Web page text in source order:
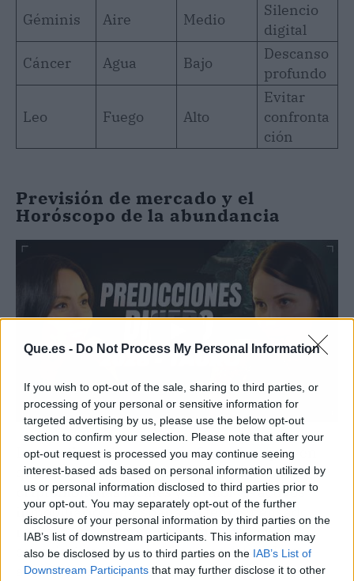
Que.es - Do Not Process My Personal Information
If you wish to opt-out of the sale, sharing to third parties, or
processing of your personal or sensitive information for
targeted advertising by us, please use the below opt-out
section to confirm your selection. Please note that after your
opt-out request is processed you may continue seeing
interest-based ads based on personal information utilized by
us or personal information disclosed to third parties prior to
your opt-out. You may separately opt-out of the further
disclosure of your personal information by third parties on the
IAB’s list of downstream participants. This information may
also be disclosed by us to third parties on the IAB’s List of
Downstream Participants that may further disclose it to other
Géminis
Aire Medio
Silencio
digital
Cáncer
Agua Bajo
Descanso
profundo
Leo Fuego Alto
Evitar
confronta
ción
Previsión de mercado y el
Horóscopo de la abundancia
Los analistas deastrología financieraprevén
que este movimiento planetario afecte a las
criptomonedas localesy al valor de activos
inmobiliarios en España. Si tenías pensado
realizar unainversiónimportante hoy, el
consejo de experto es esperar a que la Luna
abandone su fase de sombra.